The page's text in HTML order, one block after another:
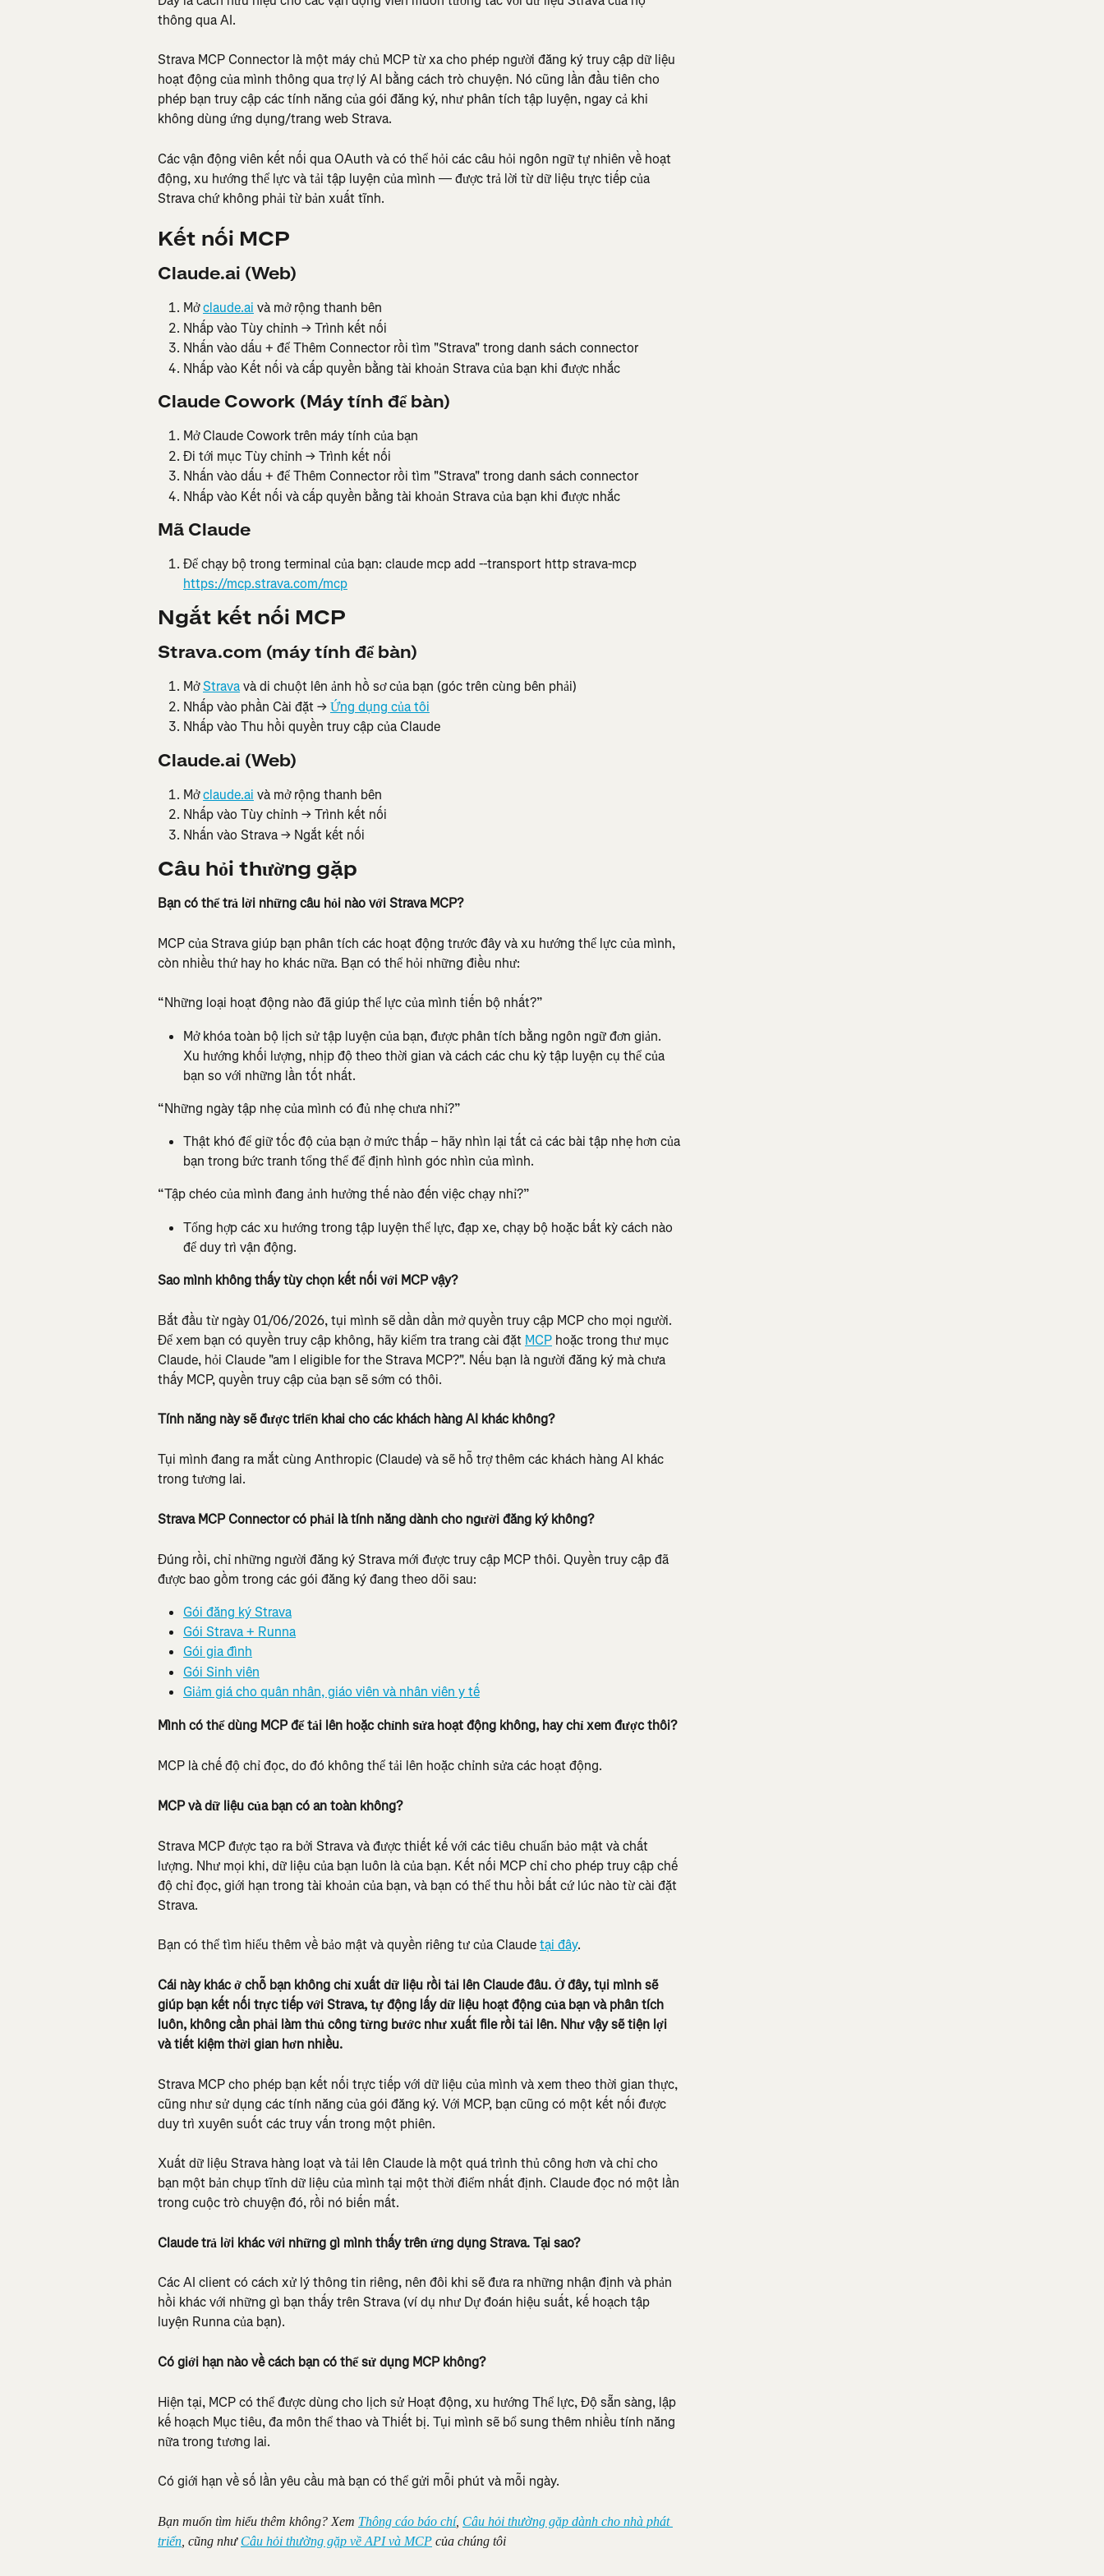
thông qua AI.
Strava MCP Connector là một máy chủ MCP từ xa cho phép người đăng ký truy cập dữ liệu
hoạt động của mình thông qua trợ lý AI bằng cách trò chuyện. Nó cũng lần đầu tiên cho
phép bạn truy cập các tính năng của gói đăng ký, như phân tích tập luyện, ngay cả khi
không dùng ứng dụng/trang web Strava.
Các vận động viên kết nối qua OAuth và có thể hỏi các câu hỏi ngôn ngữ tự nhiên về hoạt
động, xu hướng thể lực và tải tập luyện của mình — được trả lời từ dữ liệu trực tiếp của
Strava chứ không phải từ bản xuất tĩnh.
Kết nối MCP
Claude.ai (Web)
Mở claude.ai và mở rộng thanh bên
Nhấp vào Tùy chỉnh → Trình kết nối
Nhấn vào dấu + để Thêm Connector rồi tìm "Strava" trong danh sách connector
Nhấp vào Kết nối và cấp quyền bằng tài khoản Strava của bạn khi được nhắc
Claude Cowork (Máy tính để bàn)
Mở Claude Cowork trên máy tính của bạn
Đi tới mục Tùy chỉnh → Trình kết nối
Nhấn vào dấu + để Thêm Connector rồi tìm "Strava" trong danh sách connector
Nhấp vào Kết nối và cấp quyền bằng tài khoản Strava của bạn khi được nhắc
Mã Claude
Để chạy bộ trong terminal của bạn: claude mcp add --transport http strava-mcp
https://mcp.strava.com/mcp
Ngắt kết nối MCP
Strava.com (máy tính để bàn)
Mở Strava và di chuột lên ảnh hồ sơ của bạn (góc trên cùng bên phải)
Nhấp vào phần Cài đặt → Ứng dụng của tôi
Nhấp vào Thu hồi quyền truy cập của Claude
Claude.ai (Web)
Mở claude.ai và mở rộng thanh bên
Nhấp vào Tùy chỉnh → Trình kết nối
Nhấn vào Strava → Ngắt kết nối
Câu hỏi thường gặp
Bạn có thể trả lời những câu hỏi nào với Strava MCP?
MCP của Strava giúp bạn phân tích các hoạt động trước đây và xu hướng thể lực của mình,
còn nhiều thứ hay ho khác nữa. Bạn có thể hỏi những điều như:
“Những loại hoạt động nào đã giúp thể lực của mình tiến bộ nhất?”
Mở khóa toàn bộ lịch sử tập luyện của bạn, được phân tích bằng ngôn ngữ đơn giản.
Xu hướng khối lượng, nhịp độ theo thời gian và cách các chu kỳ tập luyện cụ thể của
bạn so với những lần tốt nhất.
“Những ngày tập nhẹ của mình có đủ nhẹ chưa nhỉ?”
Thật khó để giữ tốc độ của bạn ở mức thấp – hãy nhìn lại tất cả các bài tập nhẹ hơn của
bạn trong bức tranh tổng thể để định hình góc nhìn của mình.
“Tập chéo của mình đang ảnh hưởng thế nào đến việc chạy nhỉ?”
Tổng hợp các xu hướng trong tập luyện thể lực, đạp xe, chạy bộ hoặc bất kỳ cách nào
để duy trì vận động.
Sao mình không thấy tùy chọn kết nối với MCP vậy?
Bắt đầu từ ngày 01/06/2026, tụi mình sẽ dần dần mở quyền truy cập MCP cho mọi người.
Để xem bạn có quyền truy cập không, hãy kiểm tra trang cài đặt MCP hoặc trong thư mục
Claude, hỏi Claude "am I eligible for the Strava MCP?". Nếu bạn là người đăng ký mà chưa
thấy MCP, quyền truy cập của bạn sẽ sớm có thôi.
Tính năng này sẽ được triển khai cho các khách hàng AI khác không?
Tụi mình đang ra mắt cùng Anthropic (Claude) và sẽ hỗ trợ thêm các khách hàng AI khác
trong tương lai.
Strava MCP Connector có phải là tính năng dành cho người đăng ký không?
Đúng rồi, chỉ những người đăng ký Strava mới được truy cập MCP thôi. Quyền truy cập đã
được bao gồm trong các gói đăng ký đang theo dõi sau:
Gói đăng ký Strava
Gói Strava + Runna
Gói gia đình
Gói Sinh viên
Giảm giá cho quân nhân, giáo viên và nhân viên y tế
Mình có thể dùng MCP để tải lên hoặc chỉnh sửa hoạt động không, hay chỉ xem được thôi?
MCP là chế độ chỉ đọc, do đó không thể tải lên hoặc chỉnh sửa các hoạt động.
MCP và dữ liệu của bạn có an toàn không?
Strava MCP được tạo ra bởi Strava và được thiết kế với các tiêu chuẩn bảo mật và chất
lượng. Như mọi khi, dữ liệu của bạn luôn là của bạn. Kết nối MCP chỉ cho phép truy cập chế
độ chỉ đọc, giới hạn trong tài khoản của bạn, và bạn có thể thu hồi bất cứ lúc nào từ cài đặt
Strava.
Bạn có thể tìm hiểu thêm về bảo mật và quyền riêng tư của Claude tại đây.
Cái này khác ở chỗ bạn không chỉ xuất dữ liệu rồi tải lên Claude đâu. Ở đây, tụi mình sẽ
giúp bạn kết nối trực tiếp với Strava, tự động lấy dữ liệu hoạt động của bạn và phân tích
luôn, không cần phải làm thủ công từng bước như xuất file rồi tải lên. Như vậy sẽ tiện lợi
và tiết kiệm thời gian hơn nhiều.
Strava MCP cho phép bạn kết nối trực tiếp với dữ liệu của mình và xem theo thời gian thực,
cũng như sử dụng các tính năng của gói đăng ký. Với MCP, bạn cũng có một kết nối được
duy trì xuyên suốt các truy vấn trong một phiên.
Xuất dữ liệu Strava hàng loạt và tải lên Claude là một quá trình thủ công hơn và chỉ cho
bạn một bản chụp tĩnh dữ liệu của mình tại một thời điểm nhất định. Claude đọc nó một lần
trong cuộc trò chuyện đó, rồi nó biến mất.
Claude trả lời khác với những gì mình thấy trên ứng dụng Strava. Tại sao?
Các AI client có cách xử lý thông tin riêng, nên đôi khi sẽ đưa ra những nhận định và phản
hồi khác với những gì bạn thấy trên Strava (ví dụ như Dự đoán hiệu suất, kế hoạch tập
luyện Runna của bạn).
Có giới hạn nào về cách bạn có thể sử dụng MCP không?
Hiện tại, MCP có thể được dùng cho lịch sử Hoạt động, xu hướng Thể lực, Độ sẵn sàng, lập
kế hoạch Mục tiêu, đa môn thể thao và Thiết bị. Tụi mình sẽ bổ sung thêm nhiều tính năng
nữa trong tương lai.
Có giới hạn về số lần yêu cầu mà bạn có thể gửi mỗi phút và mỗi ngày.
Bạn muốn tìm hiểu thêm không? Xem Thông cáo báo chí, Câu hỏi thường gặp dành cho nhà phát
triển , cũng như Câu hỏi thường gặp về API và MCP của chúng tôi